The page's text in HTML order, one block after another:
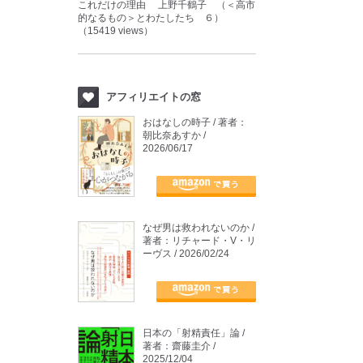
これだけの理由 上野千鶴子 （＜高市
的なるもの＞とわたしたち ６）
（15419 views）
アフィリエイトの窓
おはなしの時子 / 著者：
朝比奈あすか /
2026/06/17
なぜ男は救われないのか /
著者：リチャード・V・リ
ーヴス / 2026/02/24
日本の「射精責任」論 /
著者：齋藤圭介 /
2025/12/04